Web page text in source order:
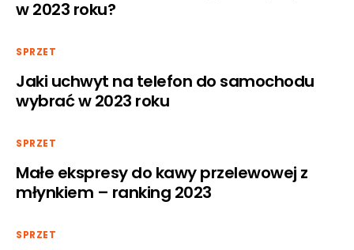
w 2023 roku?
SPRZET
Jaki uchwyt na telefon do samochodu
wybrać w 2023 roku
SPRZET
Małe ekspresy do kawy przelewowej z
młynkiem – ranking 2023
SPRZET